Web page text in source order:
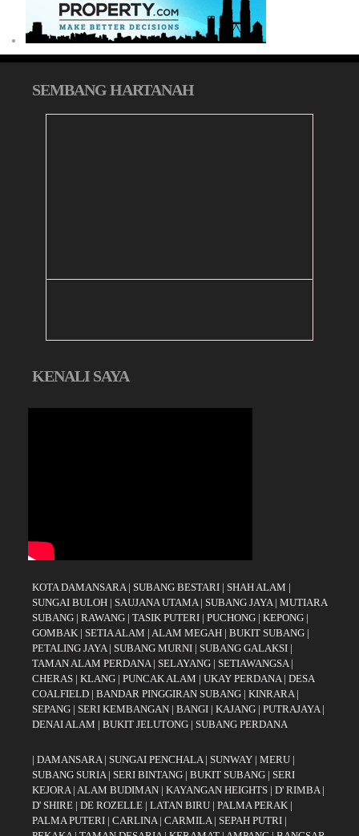
SEMBANG HARTANAH
KENALI SAYA
KOTA DAMANSARA| SUBANG BESTARI | SHAH ALAM |
SUNGAI BULOH | SAUJANA UTAMA| SUBANG JAYA | MUTIARA
SUBANG | RAWANG | TASIK PUTERI | PUCHONG | KEPONG |
GOMBAK | SETIA ALAM | ALAM MEGAH | BUKIT SUBANG |
PETALING JAYA| SUBANG MURNI | SUBANG GALAKSI |
TAMAN ALAM PERDANA| SELAYANG | SETIAWANGSA|
CHERAS | KLANG | PUNCAK ALAM | UKAY PERDANA| DESA
COALFIELD | BANDAR PINGGIRAN SUBANG | KINRARA|
SEPANG | SERI KEMBANGAN | BANGI | KAJANG | PUTRAJAYA|
DENAI ALAM | BUKIT JELUTONG | SUBANG PERDANA
| DAMANSARA| SUNGAI PENCHALA| SUNWAY | MERU |
SUBANG SURIA| SERI BINTANG | BUKIT SUBANG | SERI
KEJORA| ALAM BUDIMAN | KAYANGAN HEIGHTS | D' RIMBA|
D' SHIRE | DE ROZELLE | LATAN BIRU | PALMA PERAK |
PALMA PUTERI | CARLINA| CARMILA| SEPAH PUTRI |